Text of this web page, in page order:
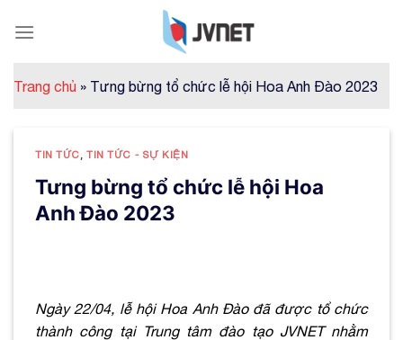
Trang chủ » Tưng bừng tổ chức lễ hội Hoa Anh Đào 2023
TIN TỨC ,TIN TỨC - SỰ KIỆN
Tưng bừng tổ chức lễ hội Hoa
Anh Đào 2023
Ngày 22/04, lễ hội Hoa Anh Đào đã được tổ chức
thành công tại Trung tâm đào tạo JVNET nhằm